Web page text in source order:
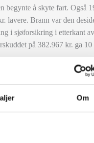
Om
begynte å skyte fart. Også
lavere. Brann var den
i sjøforsikring i etterkant av
på 382.967 kr. ga 10
Fullmakten
var 6,9 mill. kr. og for